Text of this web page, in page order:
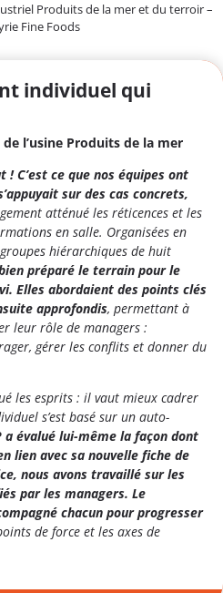
Produits de la mer et du terroir –
Fine Foods
individuel qui
l’usine Produits de la mer
C’est ce que nos équipes ont
sur des cas concrets,
atténué les réticences et les
en salle. Organisées en
hiérarchiques de huit
préparé le terrain pour le
Elles abordaient des points clés
approfondis, permettant à
leur rôle de managers :
gérer les conflits et donner du
les esprits : il vaut mieux cadrer
s’est basé sur un auto-
a évalué lui-même la façon dont
lien avec sa nouvelle fiche de
nous avons travaillé sur les
par les managers. Le
chacun pour progresser
de force et les axes de